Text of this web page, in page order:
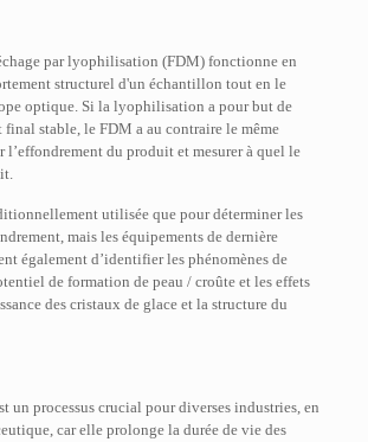
par lyophilisation (FDM) fonctionne en
structurel d'un échantillon tout en le
optique. Si la lyophilisation a pour but de
stable, le FDM a au contraire le même
du produit et mesurer à quel le
utilisée que pour déterminer les
mais les équipements de dernière
également d’identifier les phénomènes de
de formation de peau / croûte et les effets
des cristaux de glace et la structure du
un processus crucial pour diverses industries, en
car elle prolonge la durée de vie des